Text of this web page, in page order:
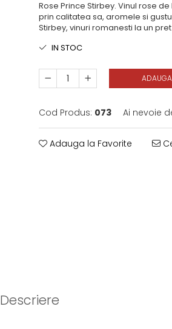
Rose Prince Stirbey. Vinul rose
prin calitatea sa, aromele si
Stirbey, vinuri romanesti la un
IN STOC
Cod Produs: 073 Ai nevoie
Adauga la Favorite
Descriere